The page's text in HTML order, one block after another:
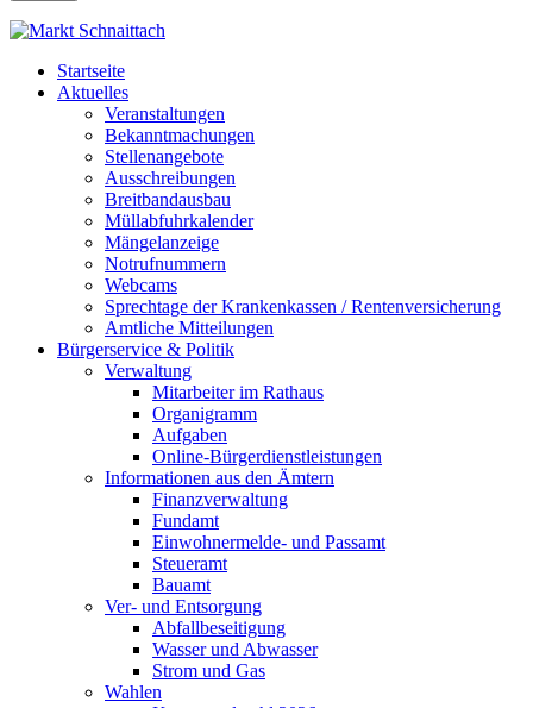
Startseite
Aktuelles
Veranstaltungen
Bekanntmachungen
Stellenangebote
Ausschreibungen
Breitbandausbau
Müllabfuhrkalender
Mängelanzeige
Notrufnummern
Webcams
Sprechtage der Krankenkassen / Rentenversicherung
Amtliche Mitteilungen
Bürgerservice & Politik
Verwaltung
Mitarbeiter im Rathaus
Organigramm
Aufgaben
Online-Bürgerdienstleistungen
Informationen aus den Ämtern
Finanzverwaltung
Fundamt
Einwohnermelde- und Passamt
Steueramt
Bauamt
Ver- und Entsorgung
Abfallbeseitigung
Wasser und Abwasser
Strom und Gas
Wahlen